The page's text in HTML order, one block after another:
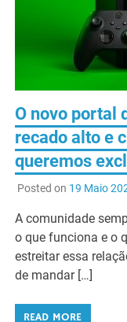
O novo portal
recado alto e
queremos
Posted on 19 Maio
A comunidade
o que funciona e o
estreitar essa
de mandar […]
READ MORE